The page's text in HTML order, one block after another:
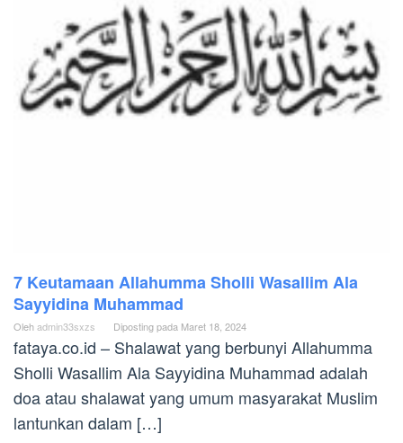
7 Keutamaan Allahumma Sholli Wasallim Ala
Sayyidina Muhammad
Olehadmin33sxzs Diposting pada Maret 18, 2024
fataya.co.id – Shalawat yang berbunyi Allahumma
Sholli Wasallim Ala Sayyidina Muhammad adalah
doa atau shalawat yang umum masyarakat Muslim
lantunkan dalam […]